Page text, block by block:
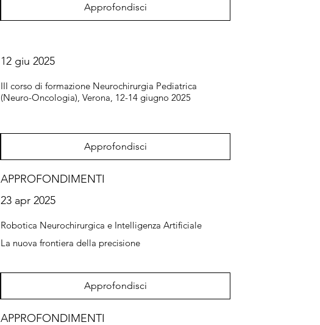
Approfondisci
III corso di formazione Neurochirurgia Pediatrica
(Neuro-Oncologia), Verona, 12-14 giugno 2025
12 giu 2025
Approfondisci
Robotica Neurochirurgica e Intelligenza Artificiale
La nuova frontiera della precisione
APPROFONDIMENTI
23 apr 2025
Approfondisci
APPROFONDIMENTI